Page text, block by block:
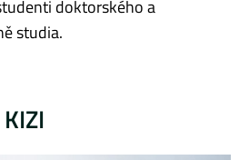
doktorského a
studia.